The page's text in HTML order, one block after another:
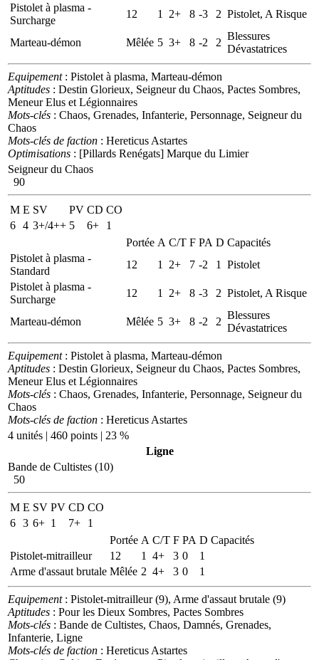
Pistolet à plasma -
Surcharge
12 1 2+ 8 -3 2 Pistolet, A Risque
Marteau-démon Mêlée 5 3+ 8 -2 2
Blessures
Dévastatrices
Equipement: Pistolet à plasma, Marteau-démon
Aptitudes : Destin Glorieux, Seigneur du Chaos, Pactes Sombres,
Meneur Elus et Légionnaires
Mots-clés : Chaos, Grenades, Infanterie, Personnage, Seigneur du
Chaos
Mots-clés de faction : Hereticus Astartes
Optimisations : [Pillards Renégats] Marque du Limier
Seigneur du Chaos
90
M E SV PV CD CO
6 4 3+/4++ 5 6+
1
Portée A C/T F PA D Capacités
Pistolet à plasma -
Standard
12 1 2+ 7 -2 1
Pistolet
Pistolet à plasma -
Surcharge
12 1 2+ 8 -3 2 Pistolet, A Risque
Marteau-démon Mêlée 5 3+ 8 -2 2
Blessures
Dévastatrices
Equipement: Pistolet à plasma, Marteau-démon
Aptitudes : Destin Glorieux, Seigneur du Chaos, Pactes Sombres,
Meneur Elus et Légionnaires
Mots-clés : Chaos, Grenades, Infanterie, Personnage, Seigneur du
Chaos
Mots-clés de faction : Hereticus Astartes
4 unités | 460 points | 23 %
Ligne
Bande de Cultistes (10)
50
M E SV PV CD CO
6 3 6+ 1 7+
1
Portée A C/T F PA D Capacités
Pistolet-mitrailleur
12 1 4+ 3 0
1
Arme d'assaut brutale Mêlée 2 4+ 3 0 1
Equipement: Pistolet-mitrailleur (9), Arme d'assaut brutale (9)
Aptitudes : Pour les Dieux Sombres, Pactes Sombres
Mots-clés : Bande de Cultistes, Chaos, Damnés, Grenades,
Infanterie, Ligne
Mots-clés de faction : Hereticus Astartes